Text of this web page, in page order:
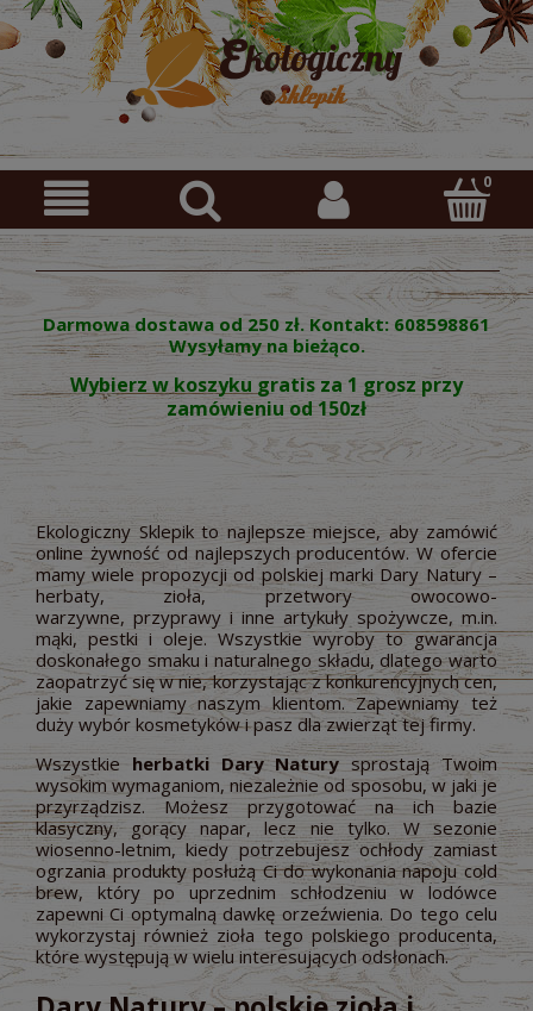
Darmowa dostawa od 250 zł. Kontakt: 608598861
Wysyłamy na bieżąco.
Wybierz w koszyku gratis za 1 grosz przy
zamówieniu od 150zł
Ekologiczny Sklepik to najlepsze miejsce, aby zamówić
online żywność od najlepszych producentów. W ofercie
mamy wiele propozycji od polskiej marki Dary Natury –
herbaty, zioła, przetwory owocowo-
warzywne, przyprawy i inne artykuły spożywcze, m.in.
mąki, pestki i oleje. Wszystkie wyroby to gwarancja
doskonałego smaku i naturalnego składu, dlatego warto
zaopatrzyć się w nie, korzystając z konkurencyjnych cen,
jakie zapewniamy naszym klientom. Zapewniamy też
duży wybór kosmetyków i pasz dla zwierząt tej firmy.
Wszystkie herbatki Dary Naturysprostają Twoim
wysokim wymaganiom, niezależnie od sposobu, w jaki je
przyrządzisz. Możesz przygotować na ich bazie
klasyczny, gorący napar, lecz nie tylko. W sezonie
wiosenno-letnim, kiedy potrzebujesz ochłody zamiast
ogrzania produkty posłużą Ci do wykonania napoju cold
brew, który po uprzednim schłodzeniu w lodówce
zapewni Ci optymalną dawkę orzeźwienia. Do tego celu
wykorzystaj również zioła tego polskiego producenta,
które występują w wielu interesujących odsłonach.